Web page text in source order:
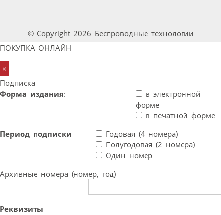
© Copyright 2026 Беспроводные технологии
ПОКУПКА ОНЛАЙН
×
Подписка
Форма издания:
в электронной
форме
в печатной форме
Период подписки
Годовая (4 номера)
Полугодовая (2 номера)
Один номер
Архивные номера (номер, год)
Реквизиты